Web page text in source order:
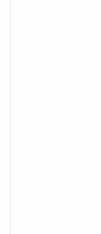
ARMA 3 bukan game
militer hardcore.
tembak bisa
gravitasi pengaruhi
multiplayer skala
bisa jadi sniper,
mod juga aktif banget
.
untuk yang mau
6. Escape
Escape from Tarkov
Walau bukan sniper-